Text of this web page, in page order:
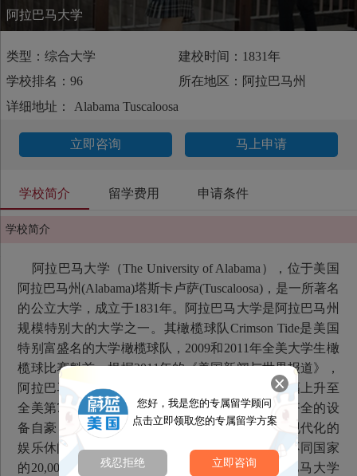
阿拉巴马大学
类型：综合大学
建校时间：1831年
学校排名：96
所在地区：阿拉巴马州
详细地址：
Alabama Tuscaloosa
立即咨询 马上申请
学校简介 留学费用 申请条件
学校简介
阿拉巴马大学（The University of Alabama），位于美国
阿拉巴马州(Alabama)塔斯卡卢萨(Tuscaloosa)，是一所著名
的公立大学，成立于1831年。阿拉巴马大学是阿拉巴马州
规模特别大的大学之一。其橄榄球队Crimson Tide是美国
特别富盛名的大学橄榄球队，2009和2011年全美大学生橄
榄球比赛魁首。根据2011年的《美国新闻与世界报道》，
阿拉巴马大学为美国全国性率先级大学，排名大幅上升至
全美第75名。学校以全美特别美丽的校园之一和齐全的设
备自豪，学校里有6个图书馆、9个计算机教室和现代化的
娱乐休闲中心。每年平均有来自全美各州及许多不同国家
的20,000 名学生就读于此。 国际学生占了阿拉巴马大学
您好，我是您的专属留学顾问
点击立即领取您的专属留学方案
残忍拒绝 立即咨询